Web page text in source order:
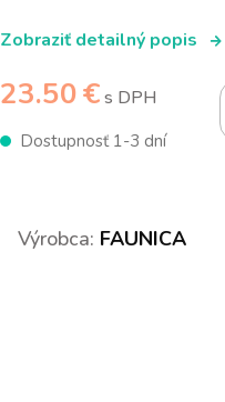
Zobraziť detailný popis
23.50 € s DPH
Dostupnosť 1-3 dní
Výrobca: FAUNICA